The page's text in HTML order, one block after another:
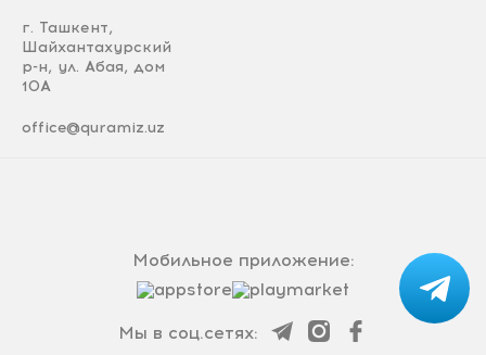
г. Ташкент,
Шайхантахурский
р-н, ул. Абая, дом
10А
office@quramiz.uz
Мобильное приложение:
Мы в соц.сетях: